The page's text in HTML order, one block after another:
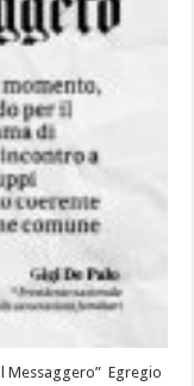
Messaggero” Egregio